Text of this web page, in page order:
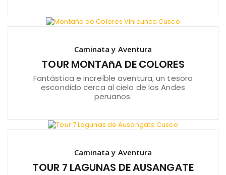
Caminata y Aventura
TOUR MONTAñA DE COLORES
Fantástica e increíble aventura, un tesoro
escondido cerca al cielo de los Andes
peruanos.
Caminata y Aventura
TOUR 7 LAGUNAS DE AUSANGATE